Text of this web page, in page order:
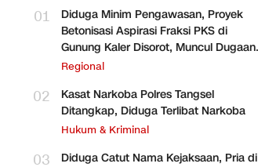
01
Diduga Minim Pengawasan, Proyek
Betonisasi Aspirasi Fraksi PKS di
Gunung Kaler Disorot, Muncul Dugaan
Pengurangan Volume
Regional
02
Kasat Narkoba Polres Tangsel
Ditangkap, Diduga Terlibat Narkoba
Hukum & Kriminal
03
Diduga Catut Nama Kejaksaan, Pria di